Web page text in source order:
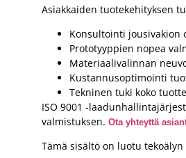
Asiakkaiden tuotekehityksen
Konsultointi jousivakion
Prototyyppien nopea
Materiaalivalinnan
Kustannusoptimointi
Tekninen tuki koko
ISO 9001 -
valmistuksen. Ota yhteyttä
Tämä sisältö on luotu